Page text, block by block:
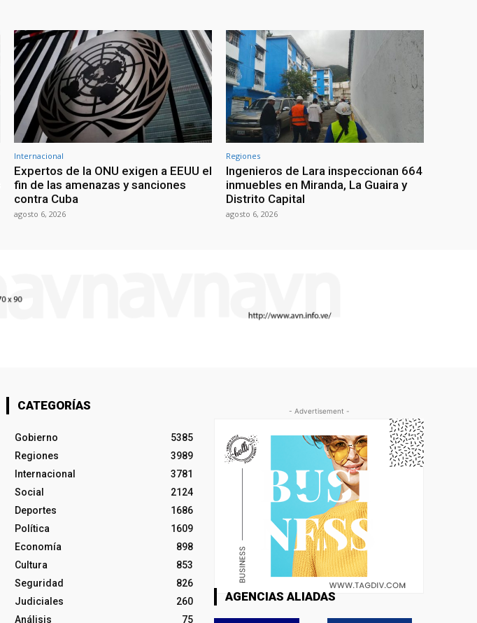
Internacional
Expertos de la ONU exigen a EEUU el
fin de las amenazas y sanciones
contra Cuba
agosto 6, 2026
Regiones
Ingenieros de Lara inspeccionan 664
inmuebles en Miranda, La Guaira y
Distrito Capital
agosto 6, 2026
CATEGORÍAS
Gobierno
5385
Regiones
3989
Internacional
3781
Social
2124
Deportes
1686
Política
1609
Economía
898
Cultura
853
Seguridad
826
Judiciales
260
Análisis
75
- Advertisement -
AGENCIAS ALIADAS